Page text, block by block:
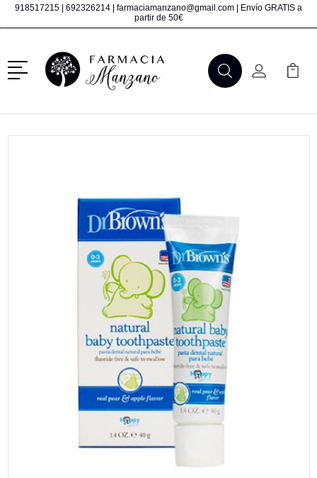
918517215 692326214 farmaciamanzano@gmail.com | Envío GRATIS a
partir de 50€
Menú
BuscarMi Cuenta
Mi